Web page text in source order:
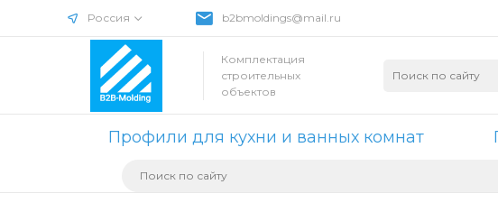
Россия b2bmoldings@mail.ru
Комплектация
строительных
объектов
Профили для кухни и ванных комнат